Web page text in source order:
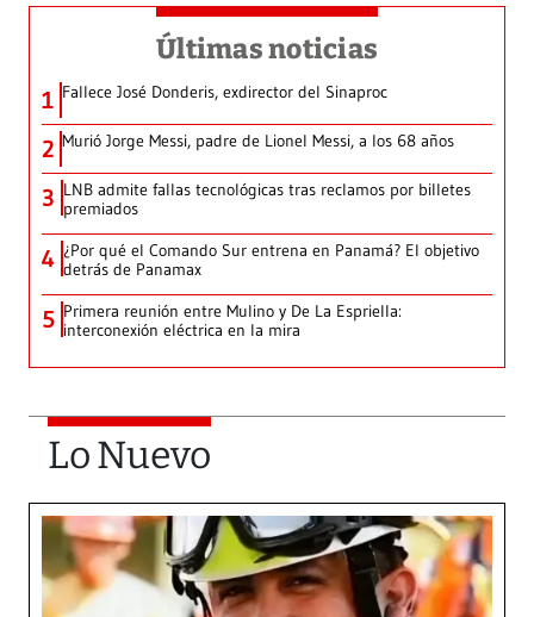
Últimas noticias
1 Fallece José Donderis, exdirector del Sinaproc
2 Murió Jorge Messi, padre de Lionel Messi, a los 68 años
3 LNB admite fallas tecnológicas tras reclamos por billetes
premiados
4 ¿Por qué el Comando Sur entrena en Panamá? El objetivo
detrás de Panamax
5 Primera reunión entre Mulino y De La Espriella:
interconexión eléctrica en la mira
Lo Nuevo